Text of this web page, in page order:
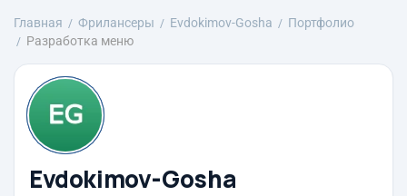
Главная Фрилансеры Evdokimov-Gosha
Портфолио
Разработка меню
Evdokimov-Gosha